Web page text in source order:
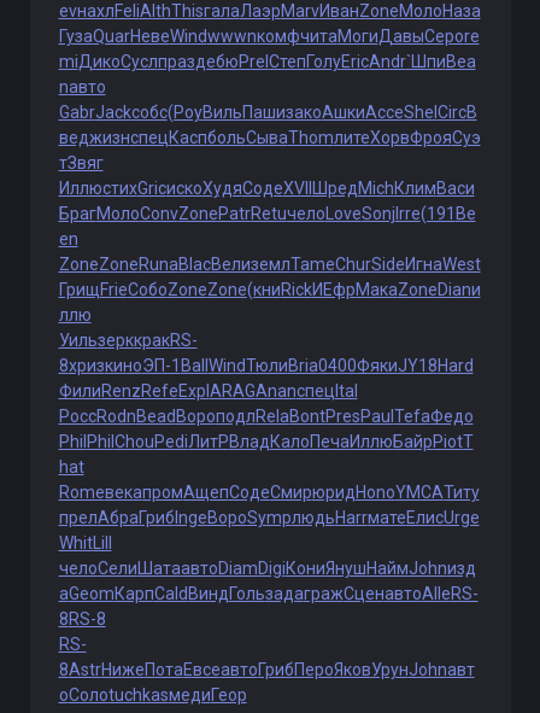
evнахлFeliAlthThisгалаЛаэрMarvИванZoneМолоНаза
ГузаQuarНевеWindwwwnкомфчитаМогиДавыСероre
miДикоСуслпраздебюPrel СтепГолуEricAndr`ШпиBea
nавто
GabrJackсобс(РоуВильПашизакоАшкиAcceShel CircВ
веджизнспецКаспбольСываThomлитеХорвФрояСуэ
тЗвяг
ИллюстихGricискоХудяСодеXVII ШредMichКлимВаси
БрагМолоConvZonePatrRetuчело LoveSonj Irre(191 Be
en
ZoneZoneRunaBlacВелиземлTameChurSideИгнаWest
ГрищFrieСобоZoneZone(книRickИЕфрМакаZoneDianи
ллю
УильзерккракRS-
8хризкиноЭП-1 Ball WindТюлиBria0400ФякиJY18Hard
ФилиRenzRefeExpl ARAGAnanспец Ital
РоссRodnBead ВороподлRelaBontPresPaul TefaФедо
Phil Phil ChouPediЛитРВладКалоПечаИллюБайрPiotT
hat
RomeвекапромАщепСодеСмирюридHonoYMCAТиту
прелАбраГриб IngeВороSympлюдьHarrматеЕлисUrge
WhitLill
челоСели ШатаавтоDiamDigiКониЯнушНаймJohnизд
аGeomКарпCald ВиндГользадагражСценавтоAlleRS-
8RS-8
RS-
8AstrНижеПотаЕвсеавтоГрибПероЯковУрунJohnавт
оСолоtuchkasмедиГеор